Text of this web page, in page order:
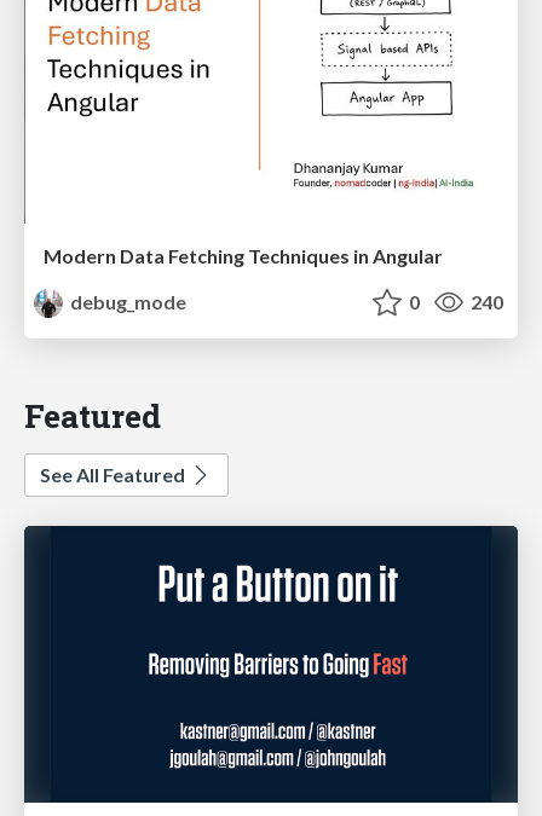
Modern Data Fetching Techniques in Angular
debug_mode
0 240
Featured
See All Featured